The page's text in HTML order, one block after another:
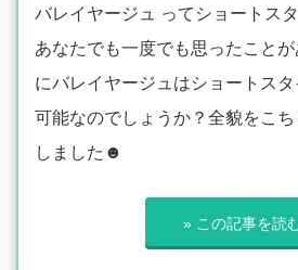
バレイヤージュ ってショートス
あなたでも一度でも思ったこと
にバレイヤージュはショートス
可能なのでしょうか？全貌をこ
しました☻
» この記事を読